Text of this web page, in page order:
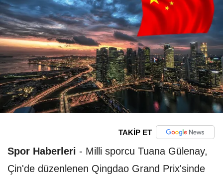
TAKİP ET
Spor Haberleri - Milli sporcu Tuana Gülenay,
Çin'de düzenlenen Qingdao Grand Prix'sinde